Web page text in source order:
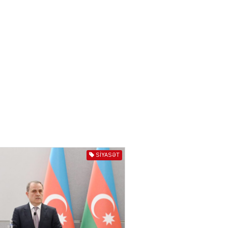
AÇIQLAMA
4403
Cəza çəkən şəxs məhkum
yoldaşını buna görə
öldürüb…
SIYASƏT